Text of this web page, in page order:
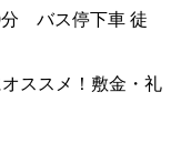
分 バス停下車 徒
ススメ！敷金・礼